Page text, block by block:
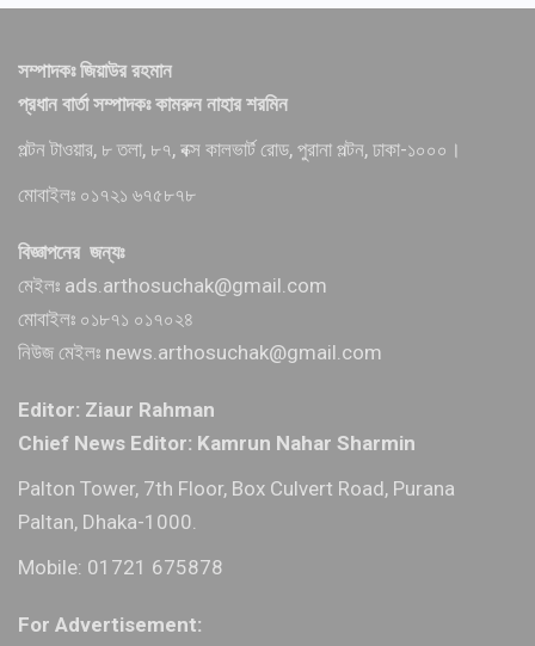
সম্পাদকঃ জিয়াউর রহমান
প্রধান বার্তা সম্পাদকঃ কামরুন নাহার শরমিন
পল্টন টাওয়ার, ৮ তলা, ৮৭, বক্স কালভার্ট রোড, পুরানা পল্টন, ঢাকা-১০০০।
মোবাইলঃ ০১৭২১ ৬৭৫৮৭৮
বিজ্ঞাপনের জন্যঃ
মেইলঃ ads.arthosuchak@gmail.com
মোবাইলঃ ০১৮৭১ ০১৭০২৪
নিউজ মেইলঃ news.arthosuchak@gmail.com
Editor: Ziaur Rahman
Chief News Editor: Kamrun Nahar Sharmin
Palton Tower, 7th Floor, Box Culvert Road, Purana
Paltan, Dhaka-1000.
Mobile: 01721 675878
For Advertisement: